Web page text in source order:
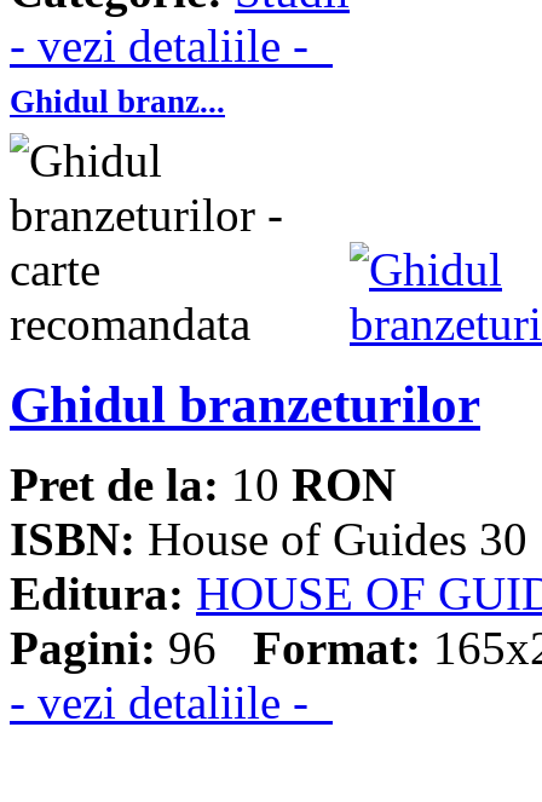
- vezi detaliile -
Ghidul branz...
Ghidul branzeturilor
Pret de la: 10 RON
ISBN: House of Guides 30
Editura: HOUSE OF
Pagini: 96 Format:
- vezi detaliile -